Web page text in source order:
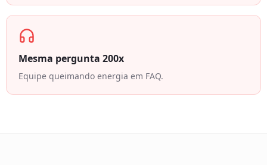
Mesma pergunta 200x
Equipe queimando energia em FAQ.